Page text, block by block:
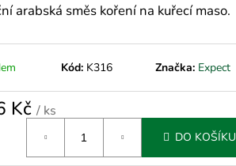
arabská směs koření na kuřecí maso.
Kód: K316 Značka: Expect
Kč / ks
DO KOŠÍKU